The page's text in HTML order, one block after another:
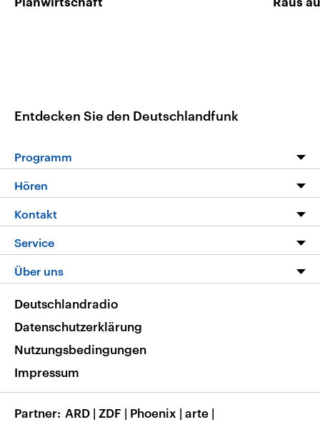
Planwirtschaft
Raus
Entdecken Sie den Deutschlandfunk
Programm
Programm
Die Nachrichten
Nachrichtenleicht
Neue Beiträge auf dlf.de
Hören
Livestream
Podcasts
Deutschlandfunk App
Nachrichten App
Frequenzen
Kontakt
Hörerservice
Service
FAQ
Veranstaltungen
Musikliste
RSS
Über uns
Barrierefreiheit
Deutschlandradio
Datenschutzerklärung
Nutzungsbedingungen
Impressum
Partner ARD | ZDF | Phoenix | arte |